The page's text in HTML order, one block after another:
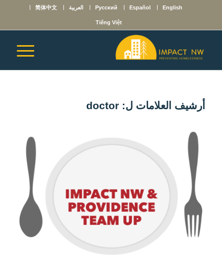
English
Español
Русский العربية 简体中文
Tiếng Việt
أرشيف العلامات ل: doctor